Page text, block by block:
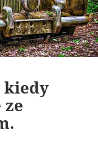
kiedy